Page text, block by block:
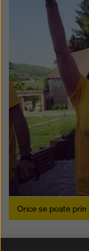
Orice se poate prin